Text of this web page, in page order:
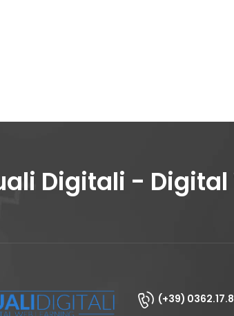
Digitali - Digital
(+39)